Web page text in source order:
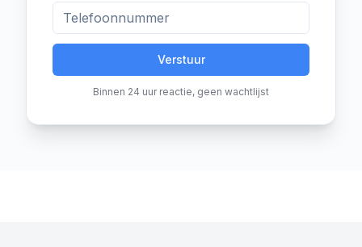
Verstuur
Binnen 24 uur reactie, geen wachtlijst